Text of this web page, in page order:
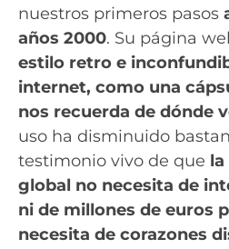
nuestros primeros pasos
años 2000. Su página
estilo retro e
internet, como una
nos recuerda de dónde
uso ha disminuido
testimonio vivo de que
global no necesita de
ni de millones de euros
necesita de corazones